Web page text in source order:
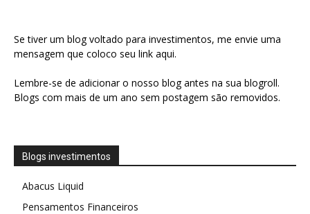
Se tiver um blog voltado para investimentos, me envie uma
mensagem que coloco seu link aqui.
Lembre-se de adicionar o nosso blog antes na sua blogroll.
Blogs com mais de um ano sem postagem são removidos.
Blogs investimentos
Abacus Liquid
Pensamentos Financeiros